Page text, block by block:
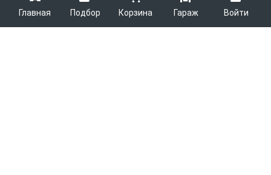
Главная Подбор Корзина Гараж Войти